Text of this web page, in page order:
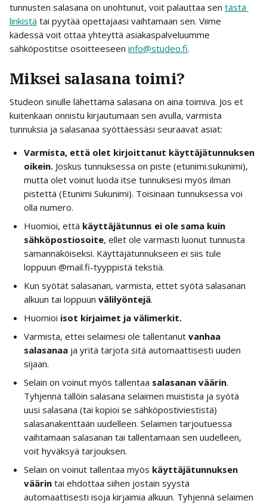
tunnusten salasana on unohtunut, voit palauttaa sen tästä
linkistä tai pyytää opettajaasi vaihtamaan sen. Viime
kädessä voit ottaa yhteyttä asiakaspalveluumme
sähköpostitse osoitteeseen info@studeo.fi.
Miksei salasana toimi?
Studeon sinulle lähettämä salasana on aina toimiva. Jos et
kuitenkaan onnistu kirjautumaan sen avulla, varmista
tunnuksia ja salasanaa syöttäessäsi seuraavat asiat:
Varmista, että olet kirjoittanut käyttäjätunnuksen
oikein. Joskus tunnuksessa on piste (etunimi.sukunimi),
mutta olet voinut luoda itse tunnuksesi myös ilman
pistettä (Etunimi Sukunimi). Toisinaan tunnuksessa voi
olla numero.
Huomioi, että käyttäjätunnus ei ole sama kuin
sähköpostiosoite, ellet ole varmasti luonut tunnusta
samannäköiseksi. Käyttäjätunnukseen ei siis tule
loppuun @mail.fi-tyyppistä tekstiä.
Kun syötät salasanan, varmista, ettet syötä salasanan
alkuun tai loppuun välilyöntejä.
Huomioi isot kirjaimet ja välimerkit.
Varmista, ettei selaimesi ole tallentanut vanhaa
salasanaa ja yritä tarjota sitä automaattisesti uuden
sijaan.
Selain on voinut myös tallentaa salasanan väärin.
Tyhjennä tällöin salasana selaimen muistista ja syötä
uusi salasana (tai kopioi se sähköpostiviestistä)
salasanakenttään uudelleen. Selaimen tarjoutuessa
vaihtamaan salasanan tai tallentamaan sen uudelleen,
voit hyväksyä tarjouksen.
Selain on voinut tallentaa myös käyttäjätunnuksen
väärin tai ehdottaa siihen jostain syystä
automaattisesti isoja kirjaimia alkuun. Tyhjennä selaimen